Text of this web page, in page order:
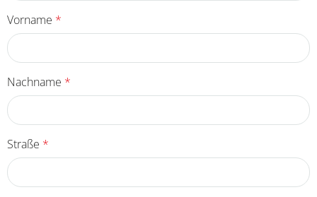
Vorname *
Nachname *
Straße *